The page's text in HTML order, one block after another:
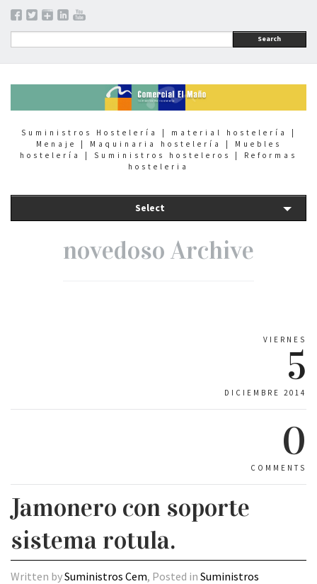
Search
Suministros Hostelería | material hostelería |
Menaje | Maquinaria hostelería | Muebles
hostelería | Suministros hosteleros | Reformas
hosteleria
Select
novedoso Archive
VIERNES
5
DICIEMBRE 2014
0
COMMENTS
Jamonero con soporte
sistema rotula.
Written bySuministros Cem, Posted in Suministros